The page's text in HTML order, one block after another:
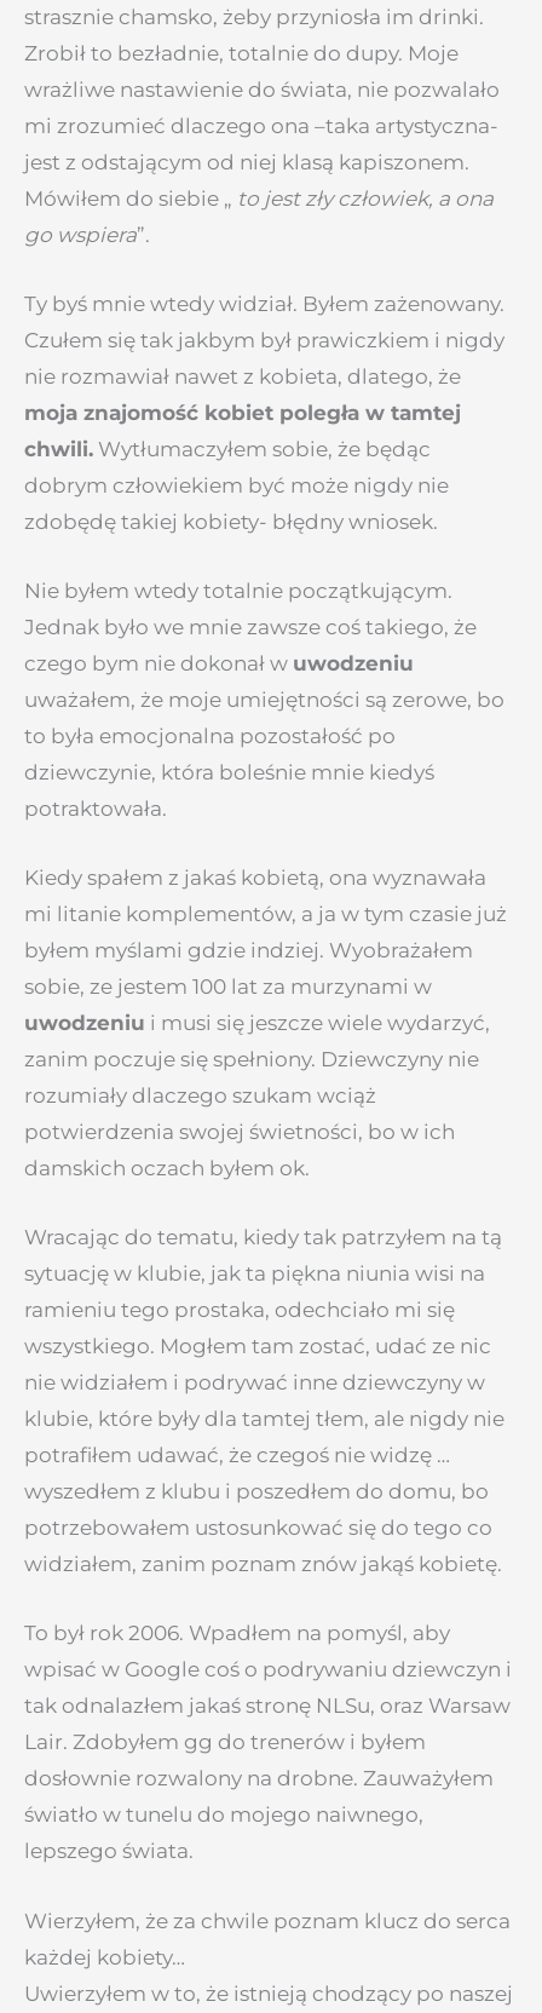
strasznie chamsko, żeby przyniosła im drinki.
Zrobił to bezładnie, totalnie do dupy. Moje
wrażliwe nastawienie do świata, nie pozwalało
mi zrozumieć dlaczego ona –taka artystyczna-
jest z odstającym od niej klasą kapiszonem.
Mówiłem do siebie „ to jest zły człowiek, a ona
go wspiera”.
Ty byś mnie wtedy widział. Byłem zażenowany.
Czułem się tak jakbym był prawiczkiem i nigdy
nie rozmawiał nawet z kobieta, dlatego, że
moja znajomość kobiet poległa w tamtej
chwili. Wytłumaczyłem sobie, że będąc
dobrym człowiekiem być może nigdy nie
zdobędę takiej kobiety- błędny wniosek.
Nie byłem wtedy totalnie początkującym.
Jednak było we mnie zawsze coś takiego, że
czego bym nie dokonał w uwodzeniu
uważałem, że moje umiejętności są zerowe, bo
to była emocjonalna pozostałość po
dziewczynie, która boleśnie mnie kiedyś
potraktowała.
Kiedy spałem z jakaś kobietą, ona wyznawała
mi litanie komplementów, a ja w tym czasie już
byłem myślami gdzie indziej. Wyobrażałem
sobie, ze jestem 100 lat za murzynami w
uwodzeniu i musi się jeszcze wiele wydarzyć,
zanim poczuje się spełniony. Dziewczyny nie
rozumiały dlaczego szukam wciąż
potwierdzenia swojej świetności, bo w ich
damskich oczach byłem ok.
Wracając do tematu, kiedy tak patrzyłem na tą
sytuację w klubie, jak ta piękna niunia wisi na
ramieniu tego prostaka, odechciało mi się
wszystkiego. Mogłem tam zostać, udać ze nic
nie widziałem i podrywać inne dziewczyny w
klubie, które były dla tamtej tłem, ale nigdy nie
potrafiłem udawać, że czegoś nie widzę …
wyszedłem z klubu i poszedłem do domu, bo
potrzebowałem ustosunkować się do tego co
widziałem, zanim poznam znów jakąś kobietę.
To był rok 2006. Wpadłem na pomyśl, aby
wpisać w Google coś o podrywaniu dziewczyn i
tak odnalazłem jakaś stronę NLSu, oraz Warsaw
Lair. Zdobyłem gg do trenerów i byłem
dosłownie rozwalony na drobne. Zauważyłem
światło w tunelu do mojego naiwnego,
lepszego świata.
Wierzyłem, że za chwile poznam klucz do serca
każdej kobiety…
Uwierzyłem w to, że istnieją chodzący po naszej